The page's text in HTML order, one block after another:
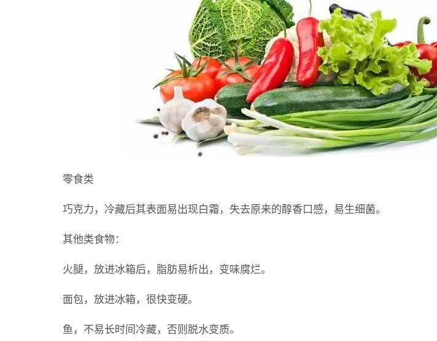
零食类
巧克力，冷藏后其表面易出现白霜，失去原来的醇香口感，易生细菌。
其他类食物：
火腿，放进冰箱后，脂肪易析出，变味腐烂。
面包，放进冰箱，很快变硬。
鱼，不易长时间冷藏，否则脱水变质。